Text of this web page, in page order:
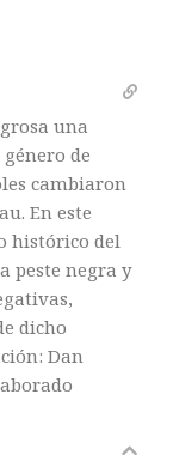
una
de
cambiaron
En este
histórico del
peste negra y
dicho
Dan